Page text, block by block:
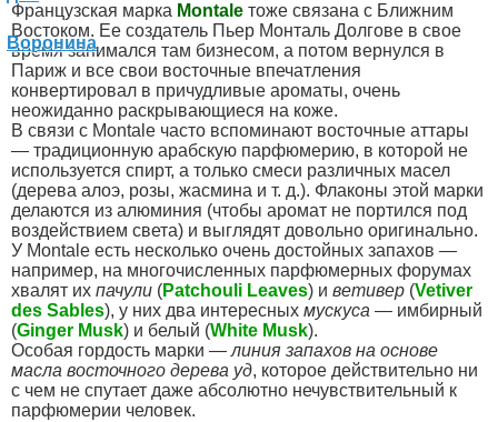
Французская марка Montale тоже связана с Ближним
Востоком. Ее создатель Пьер Монталь Долгове в свое
время занимался там бизнесом, а потом вернулся в
Париж и все свои восточные впечатления
конвертировал в причудливые ароматы, очень
неожиданно раскрывающиеся на коже.
В связи с Montale часто вспоминают восточные аттары
— традиционную арабскую парфюмерию, в которой не
используется спирт, а только смеси различных масел
(дерева алоэ, розы, жасмина и т. д.). Флаконы этой марки
делаются из алюминия (чтобы аромат не портился под
воздействием света) и выглядят довольно оригинально.
У Montale есть несколько очень достойных запахов —
например, на многочисленных парфюмерных форумах
хвалят их пачули (Patchouli Leaves) и ветивер (Vetiver
des Sables), у них два интересных мускуса — имбирный
(Ginger Musk) и белый (White Musk).
Особая гордость марки —линия запахов на основе
масла восточного дерева уд, которое действительно ни
с чем не спутает даже абсолютно нечувствительный к
парфюмерии человек.